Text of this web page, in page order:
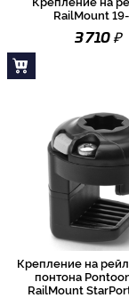
RailMount
3 710₽
Крепление на
понтона
RailMount